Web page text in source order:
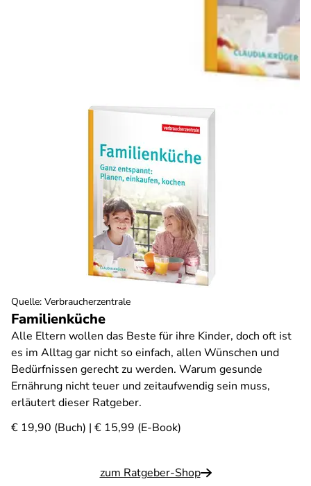
Familienküche
Alle Eltern wollen das Beste für ihre Kinder, doch oft ist
es im Alltag gar nicht so einfach, allen Wünschen und
Bedürfnissen gerecht zu werden. Warum gesunde
Ernährung nicht teuer und zeitaufwendig sein muss,
erläutert dieser Ratgeber.
€ 19,90 (Buch) | € 15,99 (E-Book)
zum Ratgeber-Shop
Quelle: Verbraucherzentrale